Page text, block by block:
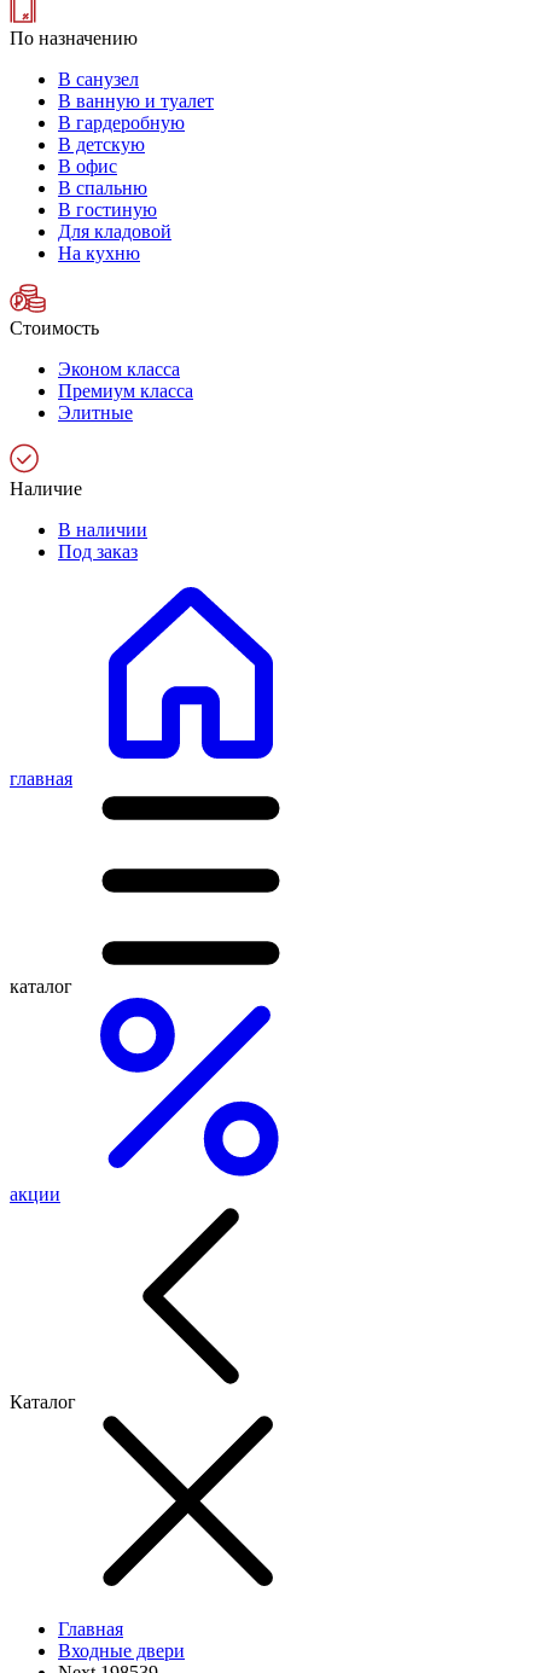
По назначению
В санузел
В ванную и туалет
В гардеробную
В детскую
В офис
В спальню
В гостиную
Для кладовой
На кухню
Стоимость
Эконом класса
Премиум класса
Элитные
Наличие
В наличии
Под заказ
главная
каталог
акции
Каталог
Главная
Входные двери